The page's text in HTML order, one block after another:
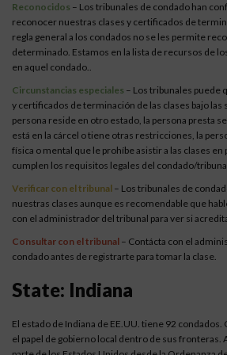
Reconocidos – Los tribunales de condado han
reconocer nuestras clases y certificados de
regla general a los condados no se les permite
determinado. Estamos en la lista de recursos de
en aquel condado..
Circunstancias especiales – Los tribunales puede
y certificados de terminación de las clases bajo las
persona reside en otro estado, la persona presta
está en la cárcel o tiene otras restricciones, la
física o mental que le prohíbe asistir a las clases en
cumplen los requisitos legales del condado/
Verificar con el tribunal – Los tribunales de
nuestras clases aunque es recomendable que
con el administrador del tribunal para ver si
Consultar con el tribunal – Contácta con el
condado antes de registrarte para tomar la clase.
State: Indiana
El estado de Indiana de EE.UU. tiene 92 condados.
el papel de gobierno local dentro de sus fronteras.